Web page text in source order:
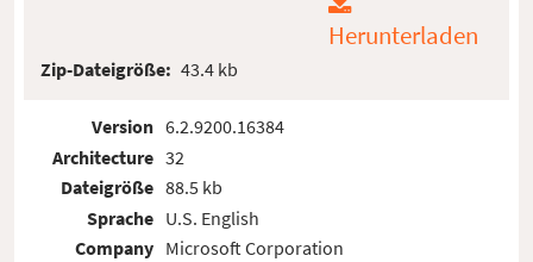
Herunterladen
Zip-Dateigröße: 43.4 kb
Version
Architecture
Dateigröße
Sprache
Company
6.2.9200.16384
32
88.5 kb
U.S. English
Microsoft Corporation